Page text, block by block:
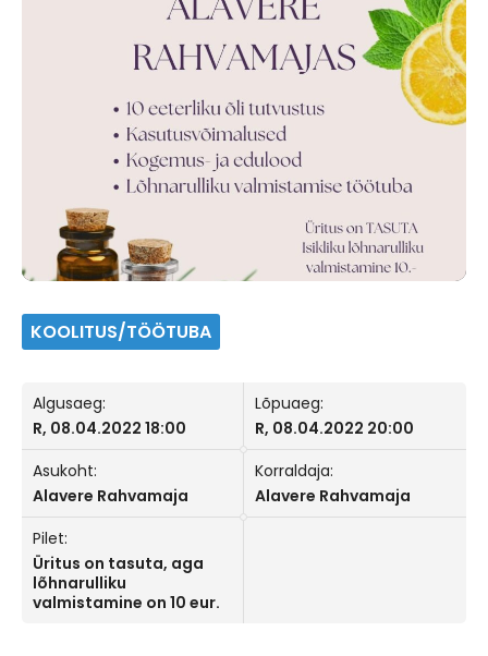
KOOLITUS/TÖÖTUBA
Algusaeg:
R, 08.04.2022 18:00
Lõpuaeg:
R, 08.04.2022 20:00
Asukoht:
Alavere Rahvamaja
Korraldaja:
Alavere Rahvamaja
Pilet:
Üritus on tasuta, aga
lõhnarulliku
valmistamine on 10 eur.